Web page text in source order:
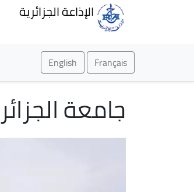
الإذاعة الجزائرية
Français
English
جامعة الجزائر 3: اطلاق المنصة الرقمية للأكاديمية الرياضية